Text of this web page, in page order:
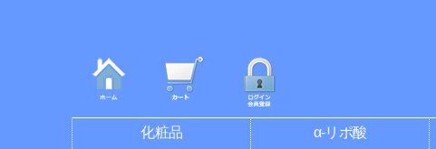
化粧品 α-リポ酸